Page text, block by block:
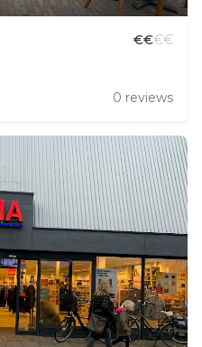
€€€€
0 reviews